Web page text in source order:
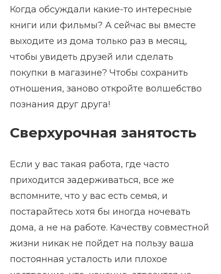
Когда обсуждали какие-то интересные
книги или фильмы? А сейчас вы вместе
выходите из дома только раз в месяц,
чтобы увидеть друзей или сделать
покупки в магазине? Чтобы сохранить
отношения, заново откройте волшебство
познания друг друга!
Сверхурочная занятость
Если у вас такая работа, где часто
приходится задерживаться, все же
вспомните, что у вас есть семья, и
постарайтесь хотя бы иногда ночевать
дома, а не на работе. Качеству совместной
жизни никак не пойдет на пользу ваша
постоянная усталость или плохое